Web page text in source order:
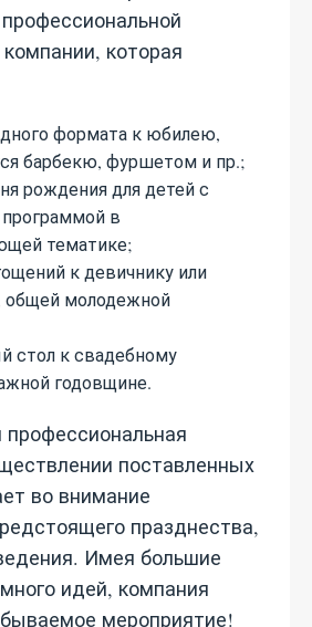
компании, которая
формата к юбилею,
барбекю, фуршетом и пр.;
рождения для детей с
в
тематике;
к девичнику или
общей молодежной
стол к свадебному
годовщине.
профессиональная
поставленных
во внимание
празднества,
Имея большие
идей, компания
мероприятие!